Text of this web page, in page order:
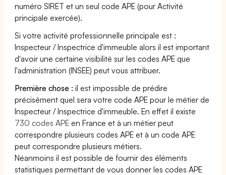
numéro SIRET et un seul code APE (pour Activité
principale exercée).
Si votre activité professionnelle principale est :
Inspecteur / Inspectrice d'immeuble alors il est important
d'avoir une certaine visibilité sur les codes APE que
l'administration (INSEE) peut vous attribuer.
Première chose : il est impossible de prédire
précisément quel sera votre code APE pour le métier de
Inspecteur / Inspectrice d'immeuble. En effet il existe
730 codes APE en France et à un métier peut
correspondre plusieurs codes APE et à un code APE
peut correspondre plusieurs métiers.
Néanmoins il est possible de fournir des éléments
statistiques permettant de vous donner les codes APE